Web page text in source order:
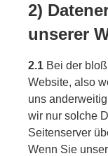
2)
unserer
2.1 Bei der
Website, also
uns
wir nur solche
Seitenserver
Wenn Sie